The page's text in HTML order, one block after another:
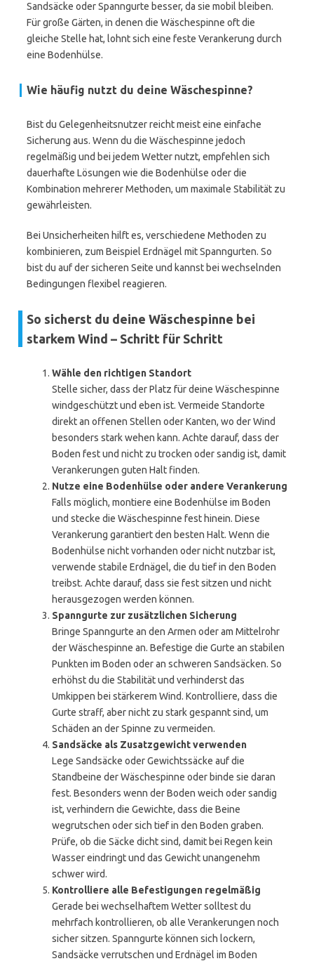
Sandsäcke oder Spanngurte besser, da sie mobil bleiben.
Für große Gärten, in denen die Wäschespinne oft die
gleiche Stelle hat, lohnt sich eine feste Verankerung durch
eine Bodenhülse.
Wie häufig nutzt du deine Wäschespinne?
Bist du Gelegenheitsnutzer reicht meist eine einfache
Sicherung aus. Wenn du die Wäschespinne jedoch
regelmäßig und bei jedem Wetter nutzt, empfehlen sich
dauerhafte Lösungen wie die Bodenhülse oder die
Kombination mehrerer Methoden, um maximale Stabilität zu
gewährleisten.
Bei Unsicherheiten hilft es, verschiedene Methoden zu
kombinieren, zum Beispiel Erdnägel mit Spanngurten. So
bist du auf der sicheren Seite und kannst bei wechselnden
Bedingungen flexibel reagieren.
So sicherst du deine Wäschespinne bei
starkem Wind – Schritt für Schritt
Wähle den richtigen Standort
Stelle sicher, dass der Platz für deine Wäschespinne
windgeschützt und eben ist. Vermeide Standorte
direkt an offenen Stellen oder Kanten, wo der Wind
besonders stark wehen kann. Achte darauf, dass der
Boden fest und nicht zu trocken oder sandig ist, damit
Verankerungen guten Halt finden.
Nutze eine Bodenhülse oder andere Verankerung
Falls möglich, montiere eine Bodenhülse im Boden
und stecke die Wäschespinne fest hinein. Diese
Verankerung garantiert den besten Halt. Wenn die
Bodenhülse nicht vorhanden oder nicht nutzbar ist,
verwende stabile Erdnägel, die du tief in den Boden
treibst. Achte darauf, dass sie fest sitzen und nicht
herausgezogen werden können.
Spanngurte zur zusätzlichen Sicherung
Bringe Spanngurte an den Armen oder am Mittelrohr
der Wäschespinne an. Befestige die Gurte an stabilen
Punkten im Boden oder an schweren Sandsäcken. So
erhöhst du die Stabilität und verhinderst das
Umkippen bei stärkerem Wind. Kontrolliere, dass die
Gurte straff, aber nicht zu stark gespannt sind, um
Schäden an der Spinne zu vermeiden.
Sandsäcke als Zusatzgewicht verwenden
Lege Sandsäcke oder Gewichtssäcke auf die
Standbeine der Wäschespinne oder binde sie daran
fest. Besonders wenn der Boden weich oder sandig
ist, verhindern die Gewichte, dass die Beine
wegrutschen oder sich tief in den Boden graben.
Prüfe, ob die Säcke dicht sind, damit bei Regen kein
Wasser eindringt und das Gewicht unangenehm
schwer wird.
Kontrolliere alle Befestigungen regelmäßig
Gerade bei wechselhaftem Wetter solltest du
mehrfach kontrollieren, ob alle Verankerungen noch
sicher sitzen. Spanngurte können sich lockern,
Sandsäcke verrutschen und Erdnägel im Boden